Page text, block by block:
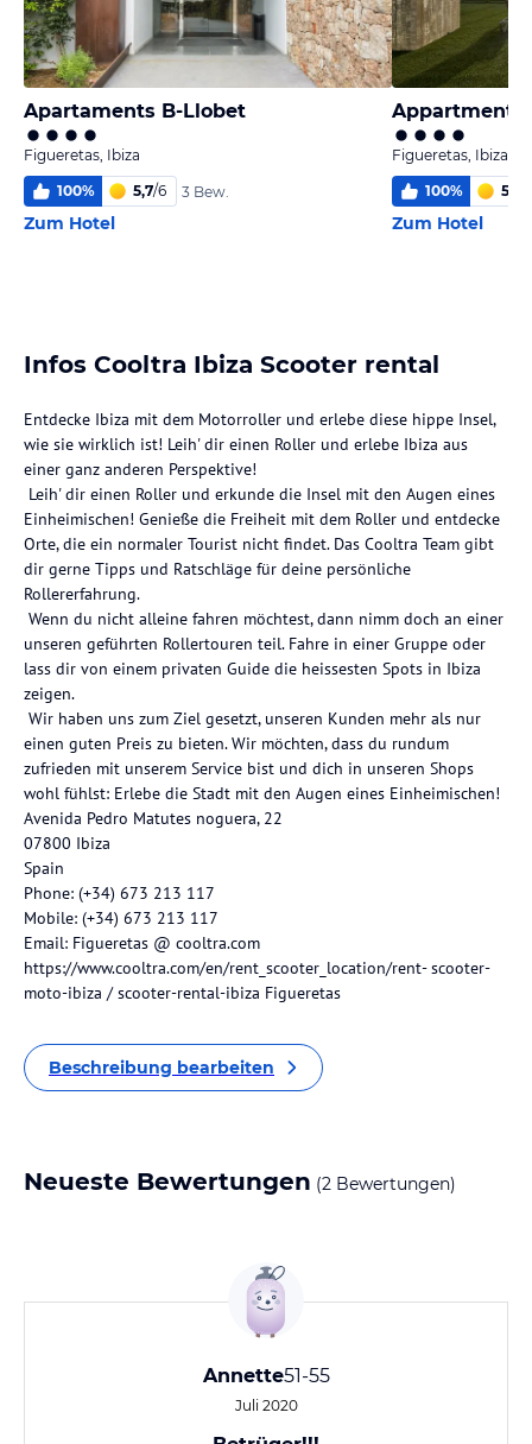
Apartaments B-Llobet
Figueretas, Ibiza
100% 5,7/6 3 Bew.
Zum Hotel
Appartment
Figueretas, Ibiza
100% 5,5
Zum Hotel
Infos Cooltra Ibiza Scooter rental
Entdecke Ibiza mit dem Motorroller und erlebe diese hippe Insel,
wie sie wirklich ist! Leih' dir einen Roller und erlebe Ibiza aus
einer ganz anderen Perspektive!
Leih' dir einen Roller und erkunde die Insel mit den Augen eines
Einheimischen! Genieße die Freiheit mit dem Roller und entdecke
Orte, die ein normaler Tourist nicht findet. Das Cooltra Team gibt
dir gerne Tipps und Ratschläge für deine persönliche
Rollererfahrung.
Wenn du nicht alleine fahren möchtest, dann nimm doch an einer
unseren geführten Rollertouren teil. Fahre in einer Gruppe oder
lass dir von einem privaten Guide die heissesten Spots in Ibiza
zeigen.
Wir haben uns zum Ziel gesetzt, unseren Kunden mehr als nur
einen guten Preis zu bieten. Wir möchten, dass du rundum
zufrieden mit unserem Service bist und dich in unseren Shops
wohl fühlst: Erlebe die Stadt mit den Augen eines Einheimischen!
Avenida Pedro Matutes noguera, 22
07800 Ibiza
Spain
Phone: (+34) 673 213 117
Mobile: (+34) 673 213 117
Email: Figueretas @ cooltra.com
https://www.cooltra.com/en/rent_scooter_location/rent- scooter-
moto-ibiza / scooter-rental-ibiza Figueretas
Beschreibung bearbeiten
Neueste Bewertungen (2 Bewertungen)
Annette51-55
Juli 2020